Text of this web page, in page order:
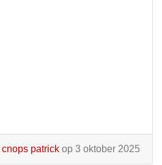
cnops patrick op 3 oktober 2025